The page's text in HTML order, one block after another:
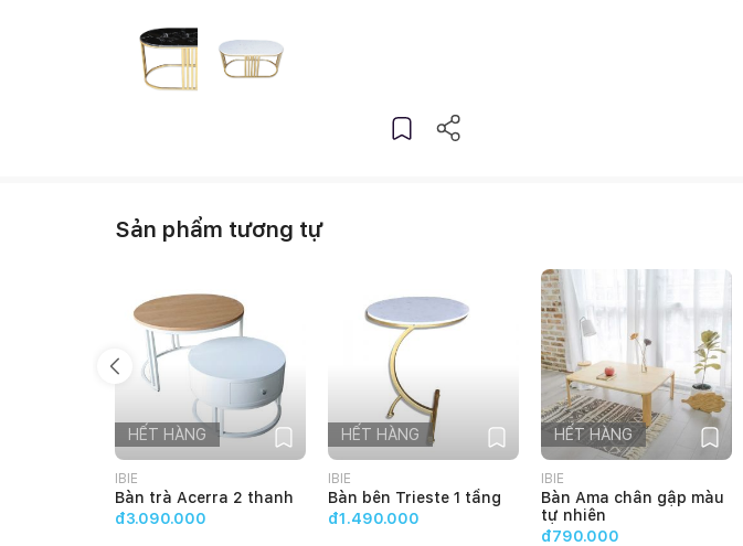
Sản phẩm tương tự
HẾT HÀNG
IBIE
Bàn trà Acerra 2 thanh
đ3.090.000
HẾT HÀNG
IBIE
Bàn bên Trieste 1 tầng
đ1.490.000
HẾT HÀNG
IBIE
Bàn Ama chân gập màu
tự nhiên
đ790.000